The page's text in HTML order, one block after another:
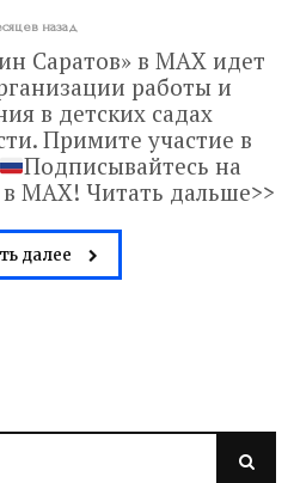
назад
Саратов» в МАХ идет
работы и
в детских садах
Примите участие в
Подписывайтесь на
МАХ! Читать дальше>>
далее